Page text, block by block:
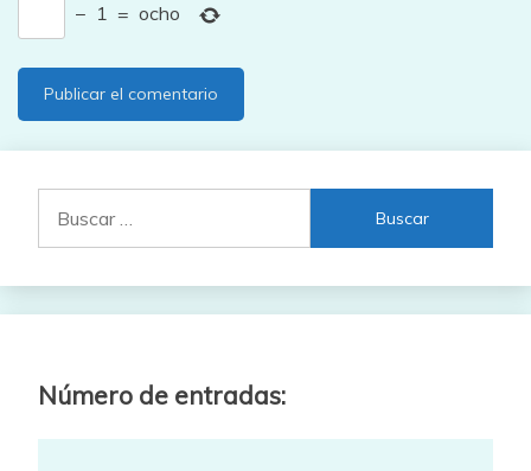
− 1 = ocho
Número de entradas: